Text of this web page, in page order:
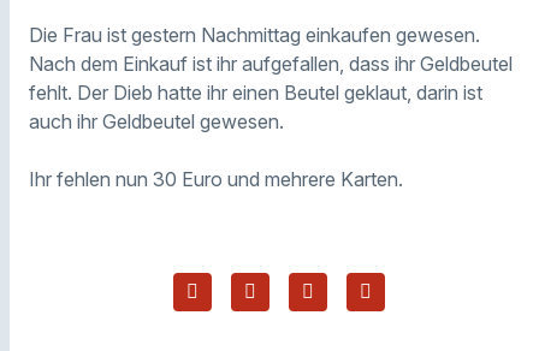
Die Frau ist gestern Nachmittag einkaufen gewesen.
Nach dem Einkauf ist ihr aufgefallen, dass ihr Geldbeutel
fehlt. Der Dieb hatte ihr einen Beutel geklaut, darin ist
auch ihr Geldbeutel gewesen.
Ihr fehlen nun 30 Euro und mehrere Karten.